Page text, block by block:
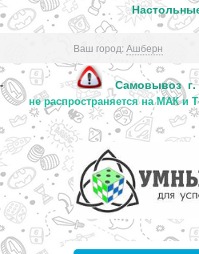
Ваш город:Ашберн
-
не распространяется на МАК и